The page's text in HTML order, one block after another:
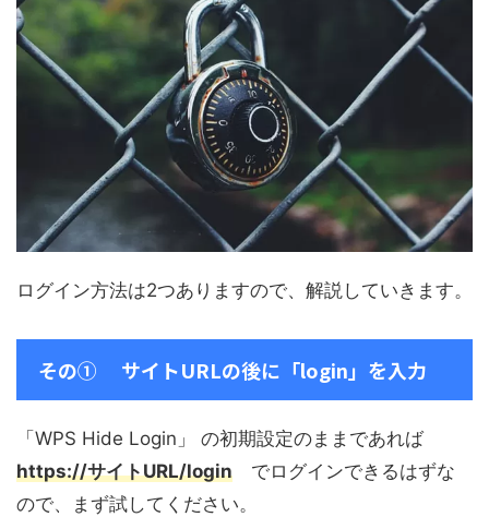
ログイン方法は2つありますので、解説していきます。
その① サイトURLの後に「login」を入力
「WPS Hide Login」 の初期設定のままであれば
https://サイトURL/login でログインできるはずな
ので、まず試してください。